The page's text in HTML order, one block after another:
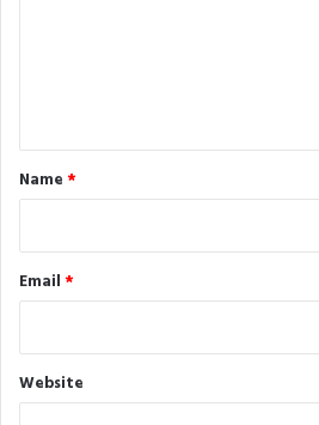
*
Name *
Email *
Website